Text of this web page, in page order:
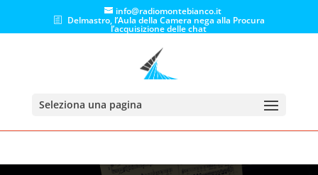
info@radiomontebianco.it
Delmastro, l’Aula della Camera nega alla Procura
l’acquisizione delle chat
Seleziona una pagina